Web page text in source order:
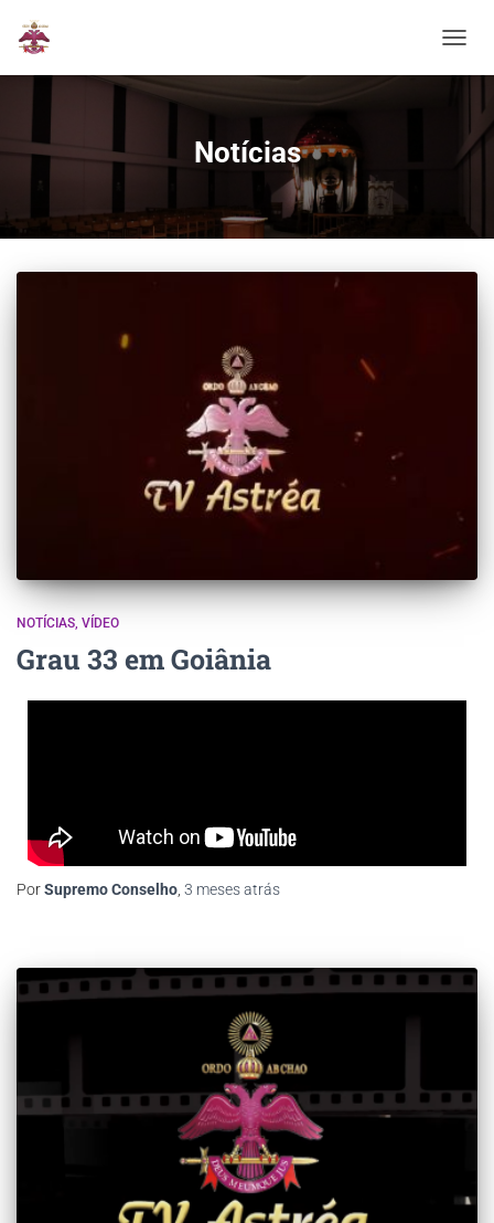
Notícias
NOTÍCIAS VÍDEO
Grau 33 em Goiânia
PorSupremo Conselho 3 mesesatrás